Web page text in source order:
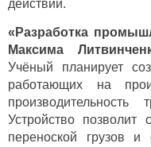
действий.
«Разработка
Максима
Учёный планирует
работающих на
Устройство позволит
переноской грузов